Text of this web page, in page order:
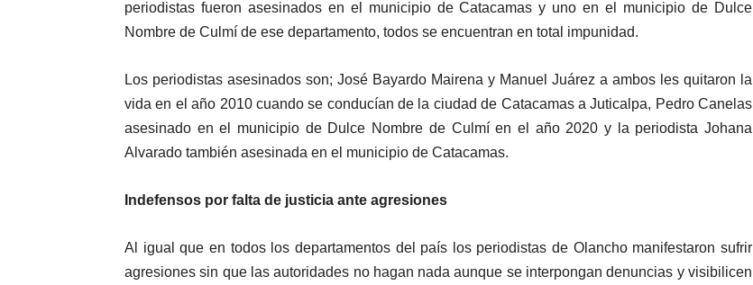
periodistas fueron asesinados en el municipio de Catacamas y uno en el municipio de Dulce
Nombre de Culmí de ese departamento, todos se encuentran en total impunidad.
Los periodistas asesinados son; José Bayardo Mairena y Manuel Juárez a ambos les quitaron la
vida en el año 2010 cuando se conducían de la ciudad de Catacamas a Juticalpa, Pedro Canelas
asesinado en el municipio de Dulce Nombre de Culmí en el año 2020 y la periodista Johana
Alvarado también asesinada en el municipio de Catacamas.
Indefensos por falta de justicia ante agresiones
Al igual que en todos los departamentos del país los periodistas de Olancho manifestaron sufrir
agresiones sin que las autoridades no hagan nada aunque se interpongan denuncias y visibilicen